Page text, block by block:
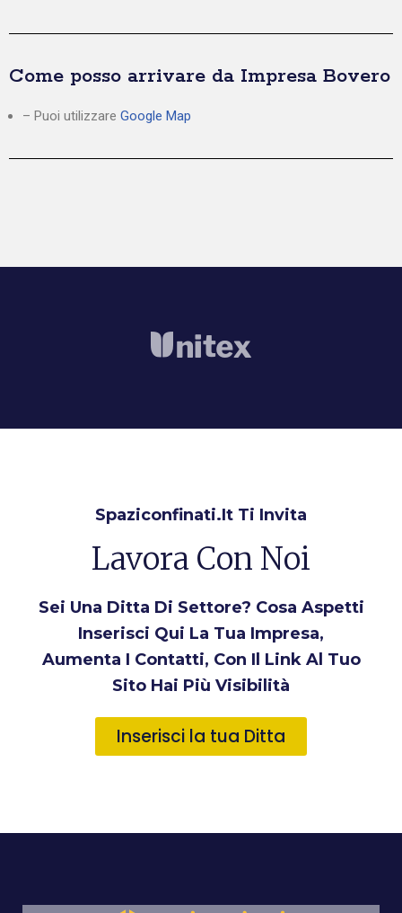
Come posso arrivare da Impresa Bovero
– Puoi utilizzare Google Map
Spaziconfinati.it Ti Invita
Lavora Con Noi
Sei Una Ditta Di Settore? Cosa Aspetti
Inserisci Qui La Tua Impresa,
Aumenta I Contatti, Con Il Link Al Tuo
Sito Hai Più Visibilità
Inserisci la tua Ditta